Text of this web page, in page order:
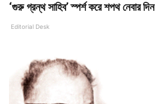
‘গুরু গ্রন্থ সাহিব’ স্পর্শ করে শপথ নেবার দিন
Editorial Desk